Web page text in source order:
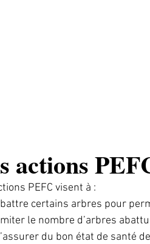
actions
PEFC visent à :
certains arbres pour
le nombre d’arbres
du bon état de santé